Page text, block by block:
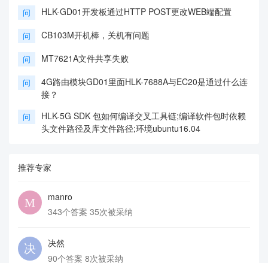
问 HLK-GD01开发板通过HTTP POST更改WEB端配置
问 CB103M开机棒，关机有问题
问 MT7621A文件共享失败
问
4G路由模块GD01里面HLK-7688A与EC20是通过什么连
接？
问
HLK-5G SDK 包如何编译交叉工具链;编译软件包时依赖
头文件路径及库文件路径;环境ubuntu16.04
推荐专家
manro
343个答案 35次被采纳
决然
90个答案 8次被采纳